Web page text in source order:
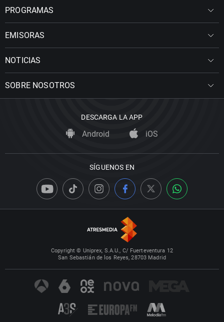
PROGRAMAS
EMISORAS
NOTICIAS
SOBRE NOSOTROS
DESCARGA LA APP
Android iOS
SÍGUENOS EN
Copyright © Uniprex, S.A.U., C/ Fuerteventura 12
San Sebastián de los Reyes, 28703 Madrid